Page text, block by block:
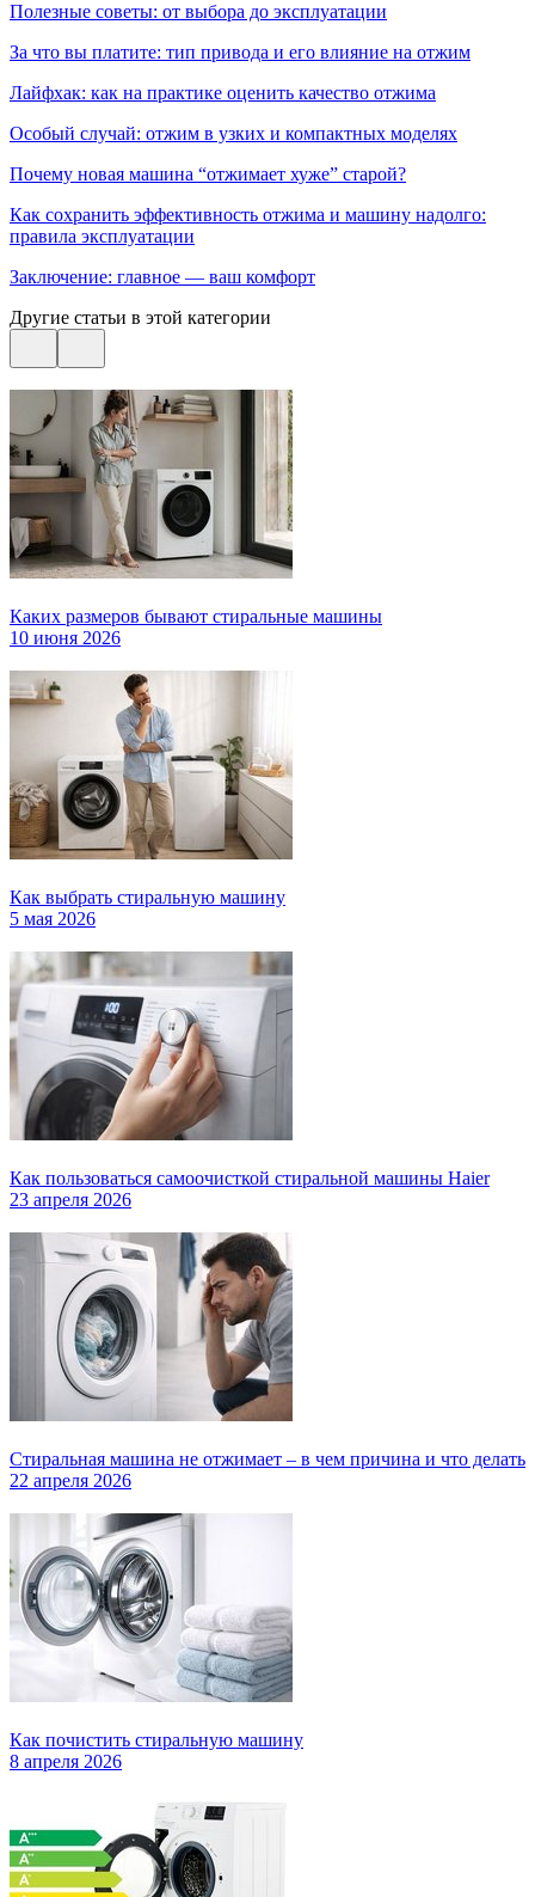
Полезные советы: от выбора до эксплуатации
За что вы платите: тип привода и его влияние на отжим
Лайфхак: как на практике оценить качество отжима
Особый случай: отжим в узких и компактных моделях
Почему новая машина “отжимает хуже” старой?
Как сохранить эффективность отжима и машину надолго:
правила эксплуатации
Заключение: главное — ваш комфорт
Другие статьи в этой категории
Каких размеров бывают стиральные машины
10 июня 2026
Как выбрать стиральную машину
5 мая 2026
Как пользоваться самоочисткой стиральной машины Haier
23 апреля 2026
Стиральная машина не отжимает – в чем причина и что делать
22 апреля 2026
Как почистить стиральную машину
8 апреля 2026